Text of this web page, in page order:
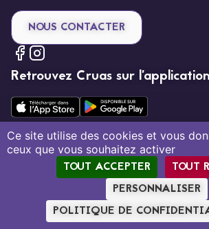
Ce site utilise des cookies et vous
ceux que vous souhaitez activer
TOUT ACCEPTER
TOUT
PERSONNALISER
POLITIQUE DE
NOUS CONTACTER
Retrouvez Cruas sur
Mentions légalesPolitique de
Création par Tout